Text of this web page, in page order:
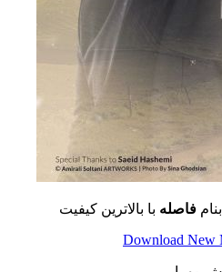
بنام فاصله با بالاترین کیفیت
Download New